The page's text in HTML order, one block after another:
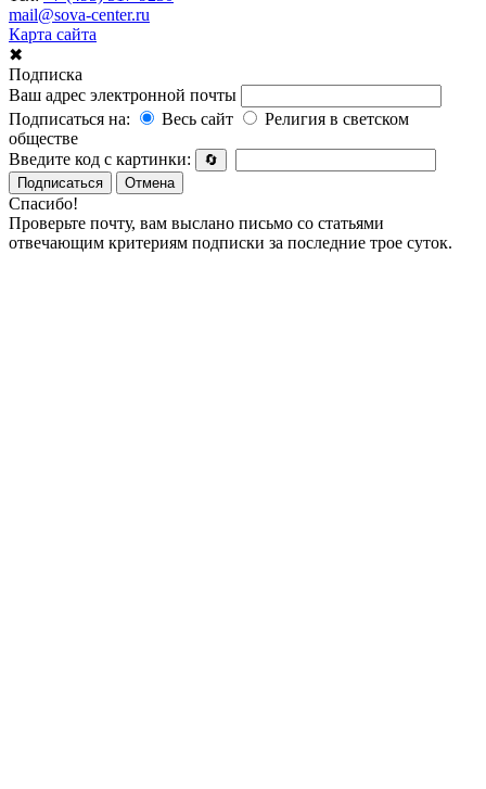
mail@sova-center.ru
Карта сайта
✖
Подписка
Ваш адрес электронной почты
Подписаться на:
Весь сайт
Религия в светском
обществе
Введите код с картинки:
🔄
Подписаться
Отмена
Спасибо!
Проверьте почту, вам выслано письмо со статьями
отвечающим критериям подписки за последние трое суток.